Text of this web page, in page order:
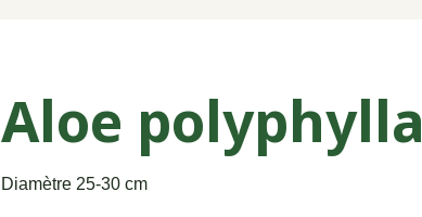
Aloe polyphylla
Diamètre 25-30 cm